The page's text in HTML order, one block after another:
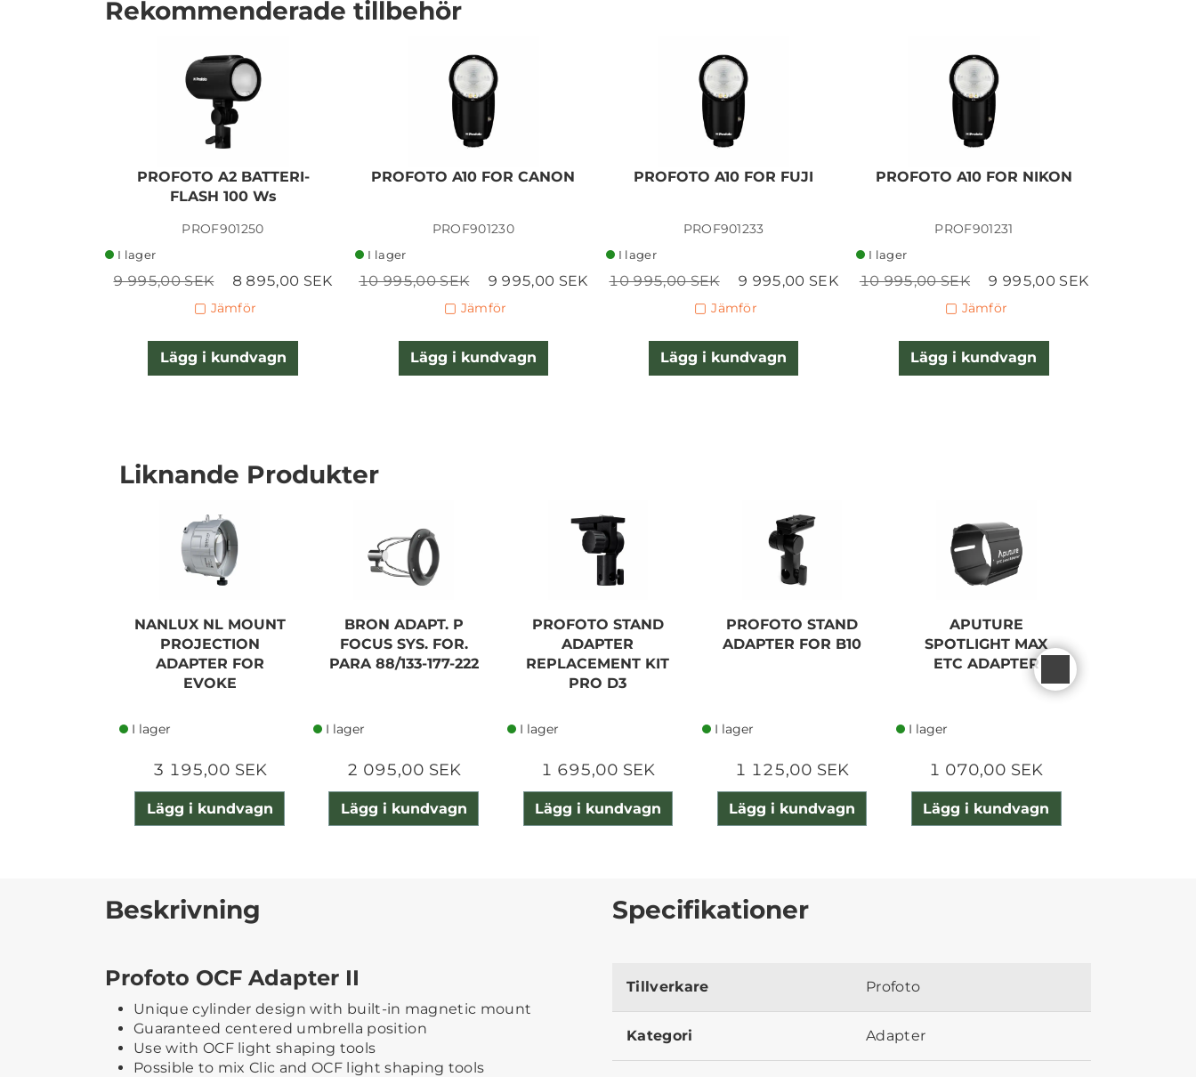
Rekommenderade tillbehör
PROFOTO A2 BATTERI-
FLASH 100 Ws
PROF901250
I lager
9 995,00 SEK 8 895,00 SEK
Jämför
Lägg i kundvagn
PROFOTO A10 FOR CANON
PROF901230
I lager
10 995,00 SEK 9 995,00 SEK
Jämför
Lägg i kundvagn
PROFOTO A10 FOR FUJI
PROF901233
I lager
10 995,00 SEK 9 995,00 SEK
Jämför
Lägg i kundvagn
PROFOTO A10 FOR NIKON
PROF901231
I lager
10 995,00 SEK 9 995,00 SEK
Jämför
Lägg i kundvagn
Liknande Produkter
NANLUX NL MOUNT
PROJECTION
ADAPTER FOR
EVOKE
I lager
3 195,00 SEK
Lägg i kundvagn
BRON ADAPT. P
FOCUS SYS. FOR.
PARA 88/133-177-222
I lager
2 095,00 SEK
Lägg i kundvagn
PROFOTO STAND
ADAPTER
REPLACEMENT KIT
PRO D3
I lager
1 695,00 SEK
Lägg i kundvagn
PROFOTO STAND
ADAPTER FOR B10
I lager
1 125,00 SEK
Lägg i kundvagn
APUTURE
SPOTLIGHT MAX
ETC ADAPTER
I lager
1 070,00 SEK
Lägg i kundvagn
Beskrivning
Profoto OCF Adapter II
Unique cylinder design with built-in magnetic mount
Guaranteed centered umbrella position
Use with OCF light shaping tools
Possible to mix Clic and OCF light shaping tools
Specifikationer
Tillverkare Profoto
Kategori Adapter